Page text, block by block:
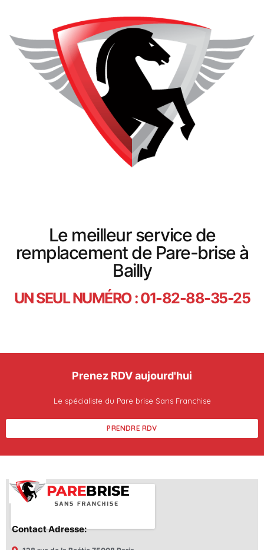
Le meilleur service de
remplacement de Pare-brise à
Bailly
UN SEUL NUMÉRO : 01-82-88-35-25
Prenez RDV aujourd'hui
Le spécialiste du Pare brise Sans Franchise
PRENDRE RDV
Contact Adresse: